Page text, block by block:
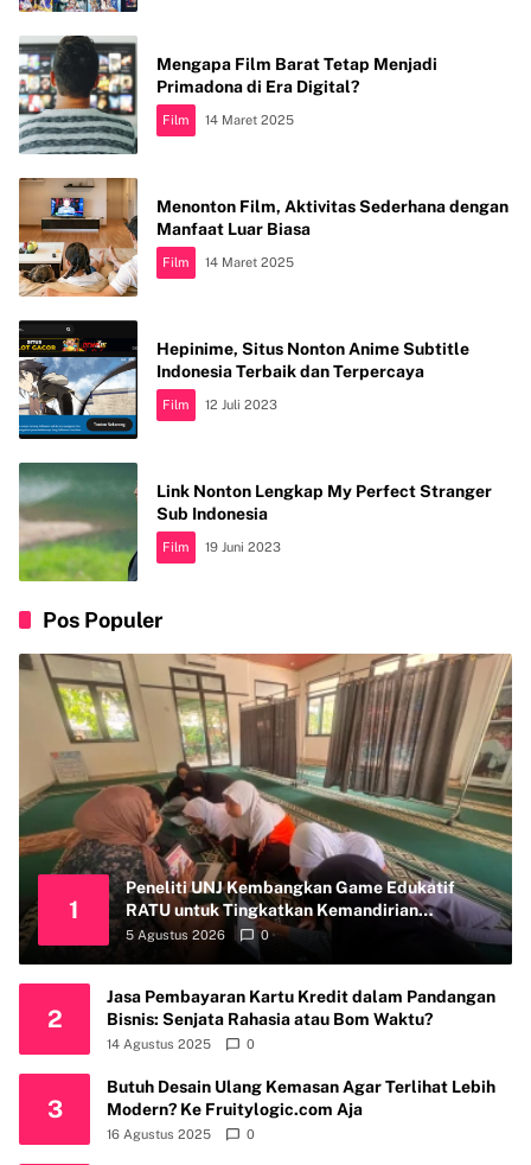
Mengapa Film Barat Tetap Menjadi
Primadona di Era Digital?
Film 14 Maret 2025
Menonton Film, Aktivitas Sederhana dengan
Manfaat Luar Biasa
Film 14 Maret 2025
Hepinime, Situs Nonton Anime Subtitle
Indonesia Terbaik dan Terpercaya
Film 12 Juli 2023
Link Nonton Lengkap My Perfect Stranger
Sub Indonesia
Film 19 Juni 2023
Pos Populer
1
Peneliti UNJ Kembangkan Game Edukatif
RATU untuk Tingkatkan Kemandirian
Perawatan Organ Reproduksi Anak Hambatan
5 Agustus 2026 0
2
Jasa Pembayaran Kartu Kredit dalam Pandangan
Bisnis: Senjata Rahasia atau Bom Waktu?
14 Agustus 2025 0
3
Butuh Desain Ulang Kemasan Agar Terlihat Lebih
Modern? Ke Fruitylogic.com Aja
16 Agustus 2025 0